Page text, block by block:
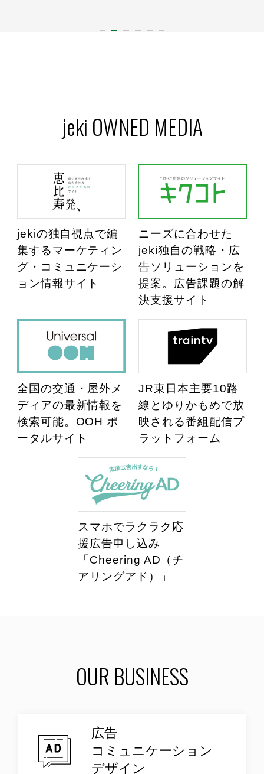
jeki OWNED MEDIA
jekiの独自視点で編
集するマーケティン
グ・コミュニケーシ
ョン情報サイト
ニーズに合わせた
jeki独自の戦略・広
告ソリューションを
提案。広告課題の解
決支援サイト
全国の交通・屋外メ
ディアの最新情報を
検索可能。OOH ポ
ータルサイト
JR東日本主要10路
線とゆりかもめで放
映される番組配信プ
ラットフォーム
スマホでラクラク応
援広告申し込み
「Cheering AD（チ
アリングアド）」
OUR BUSINESS
広告
コミュニケーション
デザイン